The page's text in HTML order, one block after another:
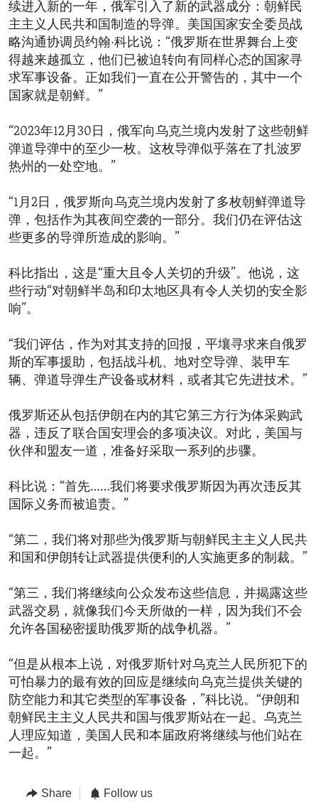
续进入新的一年，俄军引入了新的武器成分：朝鲜民
主主义人民共和国制造的导弹。美国国家安全委员战
略沟通协调员约翰·科比说：“俄罗斯在世界舞台上变
得越来越孤立，他们已被迫转向有同样心态的国家寻
求军事设备。正如我们一直在公开警告的，其中一个
国家就是朝鲜。”
“2023年12月30日，俄军向乌克兰境内发射了这些朝鲜
弹道导弹中的至少一枚。这枚导弹似乎落在了扎波罗
热州的一处空地。”
“1月2日，俄罗斯向乌克兰境内发射了多枚朝鲜弹道导
弹，包括作为其夜间空袭的一部分。我们仍在评估这
些更多的导弹所造成的影响。”
科比指出，这是“重大且令人关切的升级”。他说，这
些行动“对朝鲜半岛和印太地区具有令人关切的安全影
响”。
“我们评估，作为对其支持的回报，平壤寻求来自俄罗
斯的军事援助，包括战斗机、地对空导弹、装甲车
辆、弹道导弹生产设备或材料，或者其它先进技术。”
俄罗斯还从包括伊朗在内的其它第三方行为体采购武
器，违反了联合国安理会的多项决议。对此，美国与
伙伴和盟友一道，准备好采取一系列的步骤。
科比说：“首先……我们将要求俄罗斯因为再次违反其
国际义务而被追责。”
“第二，我们将对那些为俄罗斯与朝鲜民主主义人民共
和国和伊朗转让武器提供便利的人实施更多的制裁。”
“第三，我们将继续向公众发布这些信息，并揭露这些
武器交易，就像我们今天所做的一样，因为我们不会
允许各国秘密援助俄罗斯的战争机器。”
“但是从根本上说，对俄罗斯针对乌克兰人民所犯下的
可怕暴力的最有效的回应是继续向乌克兰提供关键的
防空能力和其它类型的军事设备，”科比说。“伊朗和
朝鲜民主主义人民共和国与俄罗斯站在一起。乌克兰
人理应知道，美国人民和本届政府将继续与他们站在
一起。”
Share Follow us